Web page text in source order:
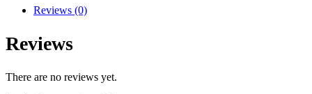
quantity
Reviews (0)
Reviews
There are no reviews yet.